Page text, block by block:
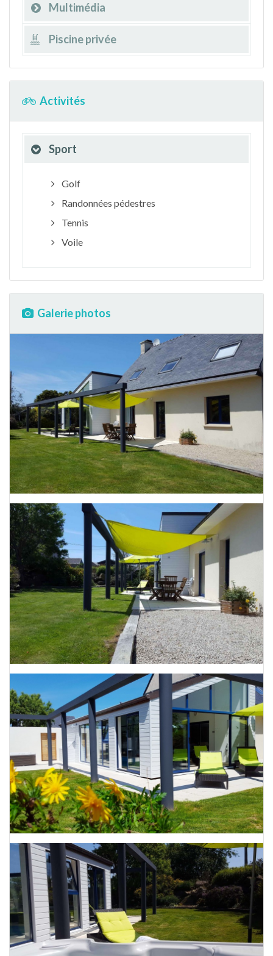
Multimédia
Piscine privée
Activités
Sport
Golf
Randonnées pédestres
Tennis
Voile
Galerie photos